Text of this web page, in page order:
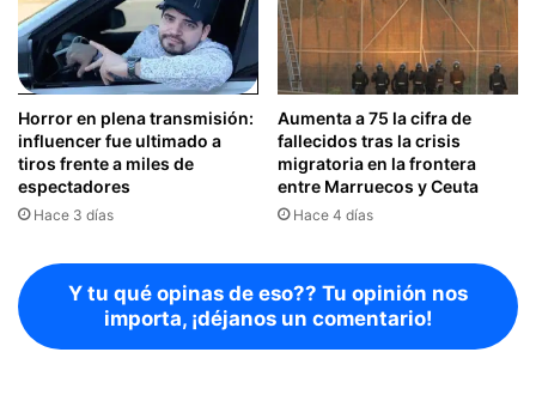
Horror en plena transmisión:
influencer fue ultimado a
tiros frente a miles de
espectadores
Hace 3 días
Aumenta a 75 la cifra de
fallecidos tras la crisis
migratoria en la frontera
entre Marruecos y Ceuta
Hace 4 días
Y tu qué opinas de eso?? Tu opinión nos
importa, ¡déjanos un comentario!